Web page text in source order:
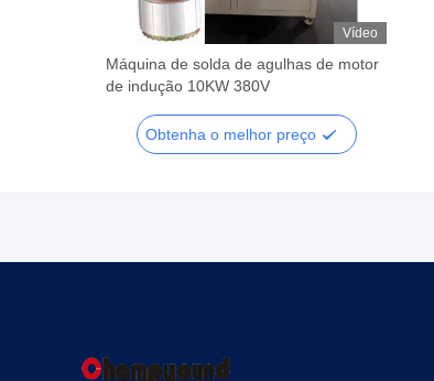
Vídeo
Máquina de solda de agulhas de motor
de indução 10KW 380V
Obtenha o melhor preço